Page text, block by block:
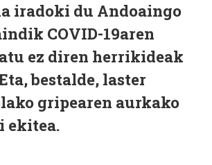
iradoki du Andoaingo
COVID-19aren
ez diren herrikideak
bestalde, laster
gripearen aurkako
ekitea.